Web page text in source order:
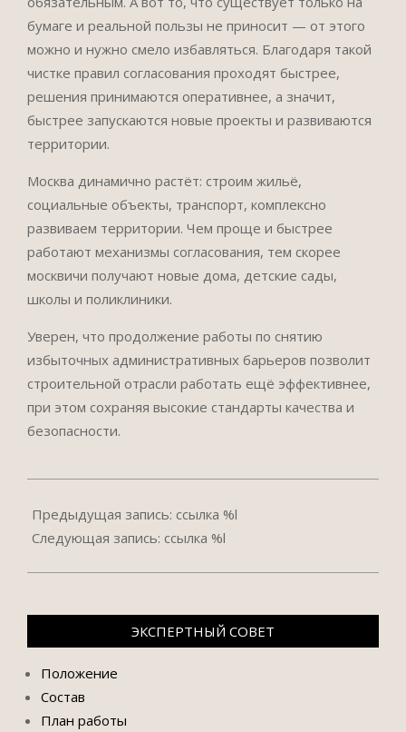
бумаге и реальной пользы не приносит — от этого
можно и нужно смело избавляться. Благодаря такой
чистке правил согласования проходят быстрее,
решения принимаются оперативнее, а значит,
быстрее запускаются новые проекты и развиваются
территории.
Москва динамично растёт: строим жильё,
социальные объекты, транспорт, комплексно
развиваем территории. Чем проще и быстрее
работают механизмы согласования, тем скорее
москвичи получают новые дома, детские сады,
школы и поликлиники.
Уверен, что продолжение работы по снятию
избыточных административных барьеров позволит
строительной отрасли работать ещё эффективнее,
при этом сохраняя высокие стандарты качества и
безопасности.
06-
09
Предыдущая запись: ссылка %l
Следующая запись: ссылка %l
ЭКСПЕРТНЫЙ СОВЕТ
Положение
Состав
План работы